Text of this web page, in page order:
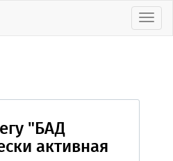
"БАД
активная